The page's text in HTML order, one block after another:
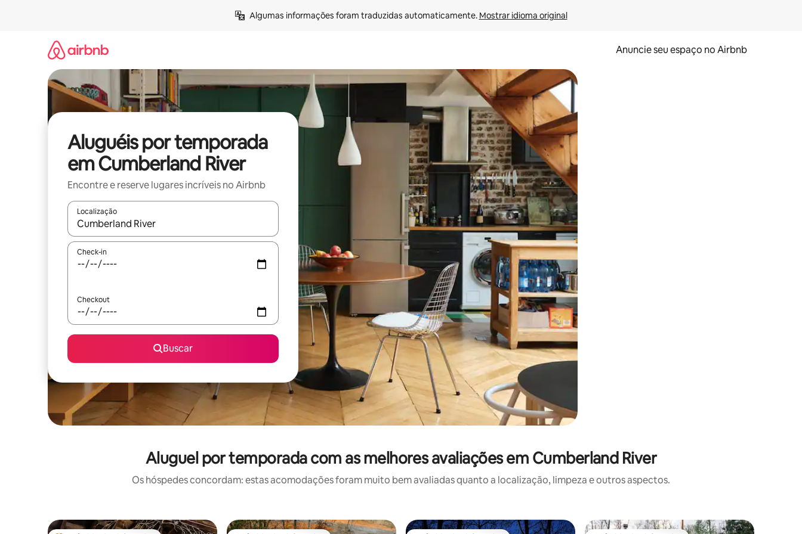
Algumas informações foram traduzidas automaticamente. Mostrar idioma original
Anuncie seu espaço no Airbnb
Aluguéis por temporada
em Cumberland River
Encontre e reserve lugares incríveis no Airbnb
Localização
Quando os resultados estiverem disponíveis, explore-os usando as seta para cima e para baixo do teclado ou tocando e deslizando o dedo na tela.
Check-in
Checkout
Buscar
Aluguel por temporada com as melhores avaliações em Cumberland River
Os hóspedes concordam: estas acomodações foram muito bem avaliadas quanto a localização, limpeza e outros aspectos.